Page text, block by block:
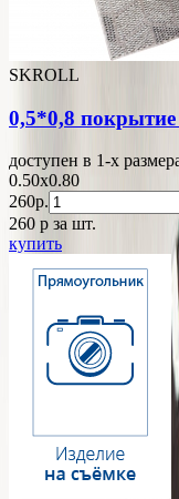
SKROLL
0,5*0,8
доступен в 1-x
0.50x0.80
260р.
260 p за шт.
купить